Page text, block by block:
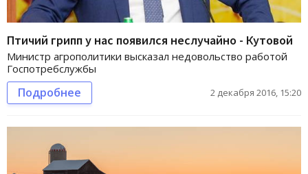
Птичий грипп у нас появился неслучайно - Кутовой
Министр агрополитики высказал недовольство работой
Госпотребслужбы
Подробнее 2 декабря 2016, 15:20